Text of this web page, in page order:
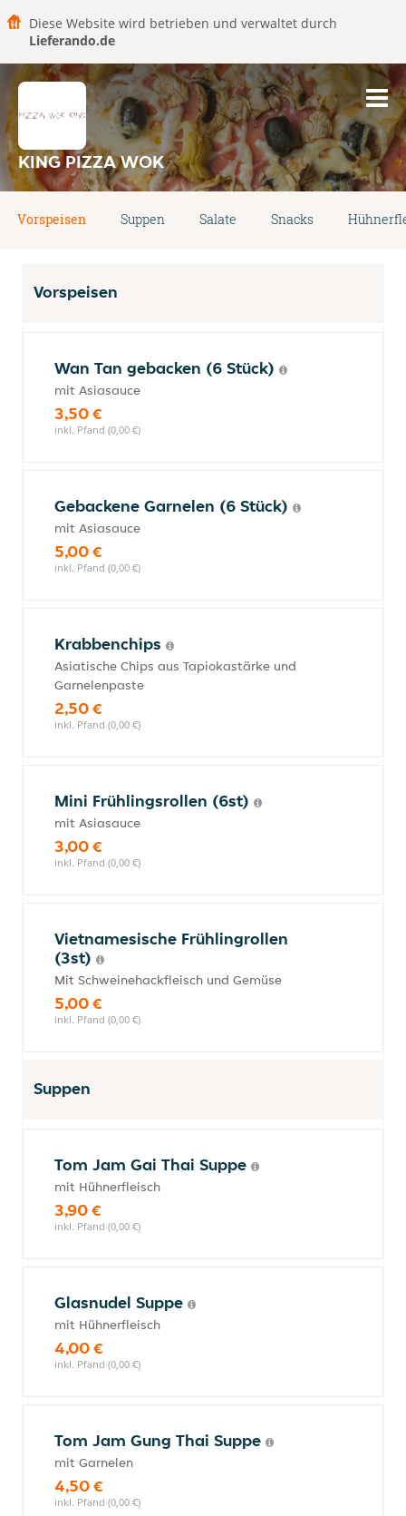
Diese Website wird betrieben und verwaltet durch
Lieferando.de
KING PIZZA WOK
Vorspeisen Suppen Salate Snacks
Vorspeisen
Wan Tan gebacken (6 Stück)
mit Asiasauce
3,50 €
inkl. Pfand (0,00 €)
Gebackene Garnelen (6 Stück)
mit Asiasauce
5,00 €
inkl. Pfand (0,00 €)
Krabbenchips
Asiatische Chips aus Tapiokastärke und
Garnelenpaste
2,50 €
inkl. Pfand (0,00 €)
Mini Frühlingsrollen (6st)
mit Asiasauce
3,00 €
inkl. Pfand (0,00 €)
Vietnamesische Frühlingrollen
(3st)
Mit Schweinehackfleisch und Gemüse
5,00 €
inkl. Pfand (0,00 €)
Suppen
Tom Jam Gai Thai Suppe
mit Hühnerfleisch
3,90 €
inkl. Pfand (0,00 €)
Glasnudel Suppe
mit Hühnerfleisch
4,00 €
inkl. Pfand (0,00 €)
Tom Jam Gung Thai Suppe
mit Garnelen
4,50 €
inkl. Pfand (0,00 €)